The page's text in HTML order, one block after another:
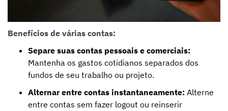
Benefícios de várias contas:
Separe suas contas pessoais e comerciais:
Mantenha os gastos cotidianos separados dos
fundos de seu trabalho ou projeto.
Alternar entre contas instantaneamente: Alterne
entre contas sem fazer logout ou reinserir